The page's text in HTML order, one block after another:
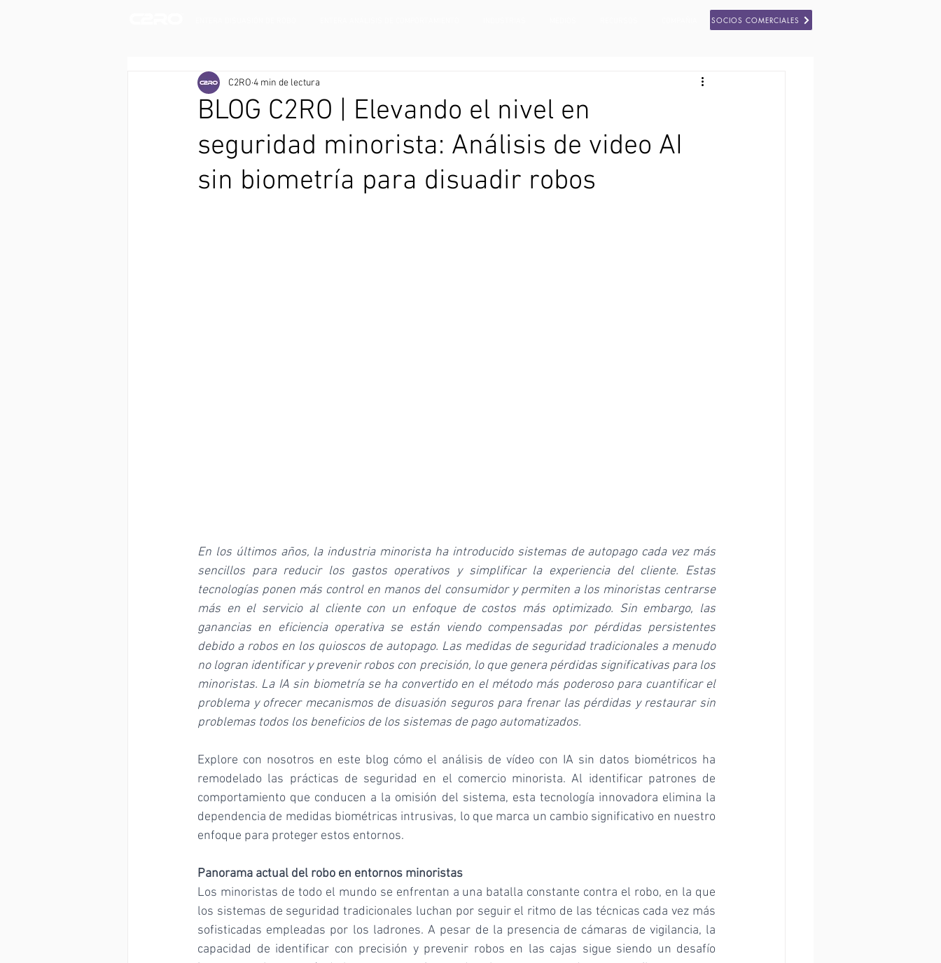
SOCIOS COMERCIALES
BLOG C2RO | Elevando el nivel en
seguridad minorista: Análisis de video AI
sin biometría para disuadir robos
C2RO 4 min de lectura
En los últimos años, la industria minorista ha introducido sistemas de autopago cada vez más
sencillos para reducir los gastos operativos y simplificar la experiencia del cliente. Estas
tecnologías ponen más control en manos del consumidor y permiten a los minoristas centrarse
más en el servicio al cliente con un enfoque de costos más optimizado. Sin embargo, las
ganancias en eficiencia operativa se están viendo compensadas por pérdidas persistentes
debido a robos en los quioscos de autopago. Las medidas de seguridad tradicionales a menudo
no logran identificar y prevenir robos con precisión, lo que genera pérdidas significativas para los
minoristas. La IA sin biometría se ha convertido en el método más poderoso para cuantificar el
problema y ofrecer mecanismos de disuasión seguros para frenar las pérdidas y restaurar sin
problemas todos los beneficios de los sistemas de pago automatizados.
Explore con nosotros en este blog cómo el análisis de vídeo con IA sin datos biométricos ha
remodelado las prácticas de seguridad en el comercio minorista. Al identificar patrones de
comportamiento que conducen a la omisión del sistema, esta tecnología innovadora elimina la
dependencia de medidas biométricas intrusivas, lo que marca un cambio significativo en nuestro
enfoque para proteger estos entornos.
Panorama actual del robo en entornos minoristas
Los minoristas de todo el mundo se enfrentan a una batalla constante contra el robo, en la que
los sistemas de seguridad tradicionales luchan por seguir el ritmo de las técnicas cada vez más
sofisticadas empleadas por los ladrones. A pesar de la presencia de cámaras de vigilancia, la
capacidad de identificar con precisión y prevenir robos en las cajas sigue siendo un desafío